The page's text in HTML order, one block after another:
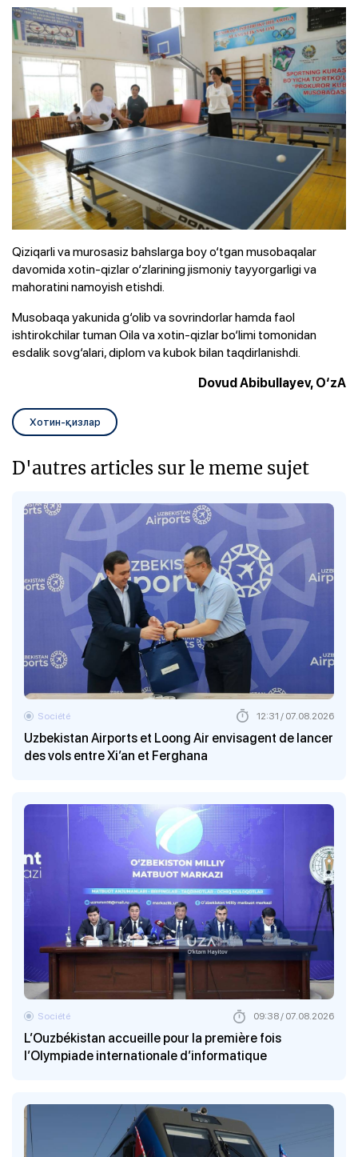
Qiziqarli va murosasiz bahslarga boy o‘tgan musobaqalar
davomida xotin-qizlar o‘zlarining jismoniy tayyorgarligi va
mahoratini namoyish etishdi.
Musobaqa yakunida g‘olib va sovrindorlar hamda faol
ishtirokchilar tuman Oila va xotin-qizlar bo‘limi tomonidan
esdalik sovg‘alari, diplom va kubok bilan taqdirlanishdi.
Dovud Abibullayev, O‘zA
Хотин-қизлар
D'autres articles sur le meme sujet
Uzbekistan Airports et Loong Air envisagent de lancer
des vols entre Xi’an et Ferghana
Société 12:31 / 07.08.2026
L’Ouzbékistan accueille pour la première fois
l’Olympiade internationale d’informatique
Société 09:38 / 07.08.2026